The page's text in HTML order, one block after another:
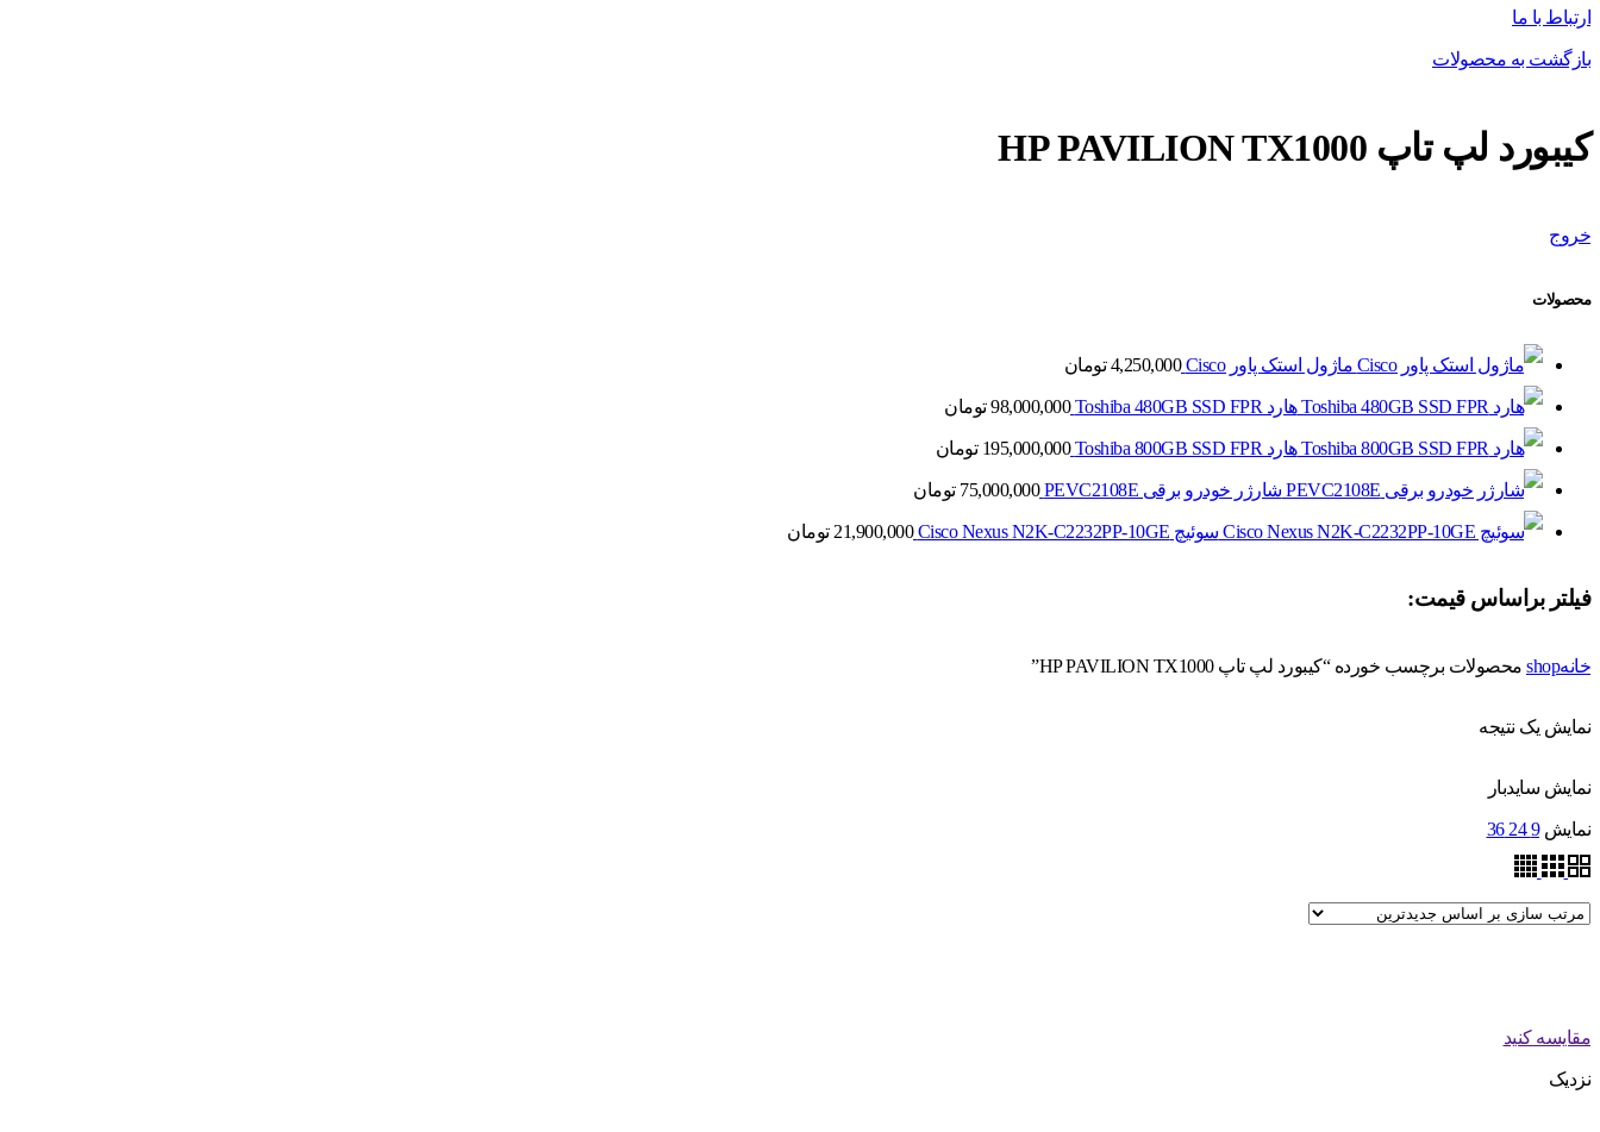
ارتباط با ما
بازگشت به محصولات
کیبورد لپ تاپ HP PAVILION TX1000
خروج
محصولات
ماژول استک پاور Cisco 4,250,000 تومان
هارد Toshiba 480GB SSD FPR 98,000,000 تومان
هارد Toshiba 800GB SSD FPR 195,000,000 تومان
شارژر خودرو برقی PEVC2108E 75,000,000 تومان
سوئیچ Cisco Nexus N2K-C2232PP-10GE 21,900,000 تومان
فیلتر براساس قیمت:
خانهshop محصولات برچسب خورده “کیبورد لپ تاپ HP PAVILION TX1000”
نمایش یک نتیجه
نمایش سایدبار
نمایش 9
24
36
مقایسه کنید
نزدیک